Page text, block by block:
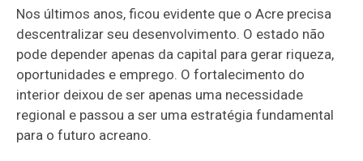
Nos últimos anos, ficou evidente que o Acre precisa
descentralizar seu desenvolvimento. O estado não
pode depender apenas da capital para gerar riqueza,
oportunidades e emprego. O fortalecimento do
interior deixou de ser apenas uma necessidade
regional e passou a ser uma estratégia fundamental
para o futuro acreano.